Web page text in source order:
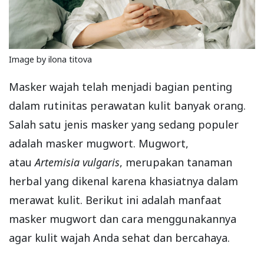
Image by ilona titova
Masker wajah telah menjadi bagian penting
dalam rutinitas perawatan kulit banyak orang.
Salah satu jenis masker yang sedang populer
adalah masker mugwort. Mugwort,
atauArtemisia vulgaris, merupakan tanaman
herbal yang dikenal karena khasiatnya dalam
merawat kulit. Berikut ini adalah manfaat
masker mugwort dan cara menggunakannya
agar kulit wajah Anda sehat dan bercahaya.